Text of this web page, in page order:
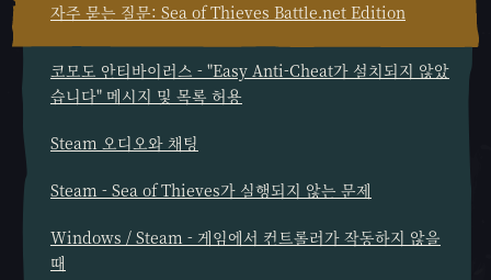
자주 묻는 질문: Sea of Thieves Battle.net Edition
코모도 안티바이러스 - "Easy Anti-Cheat가 설치되지 않았
습니다" 메시지 및 목록 허용
Steam 오디오와 채팅
Steam - Sea of Thieves가 실행되지 않는 문제
Windows / Steam - 게임에서 컨트롤러가 작동하지 않을
때